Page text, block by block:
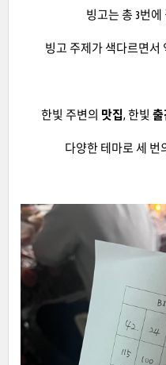
빙고는 총 3번
빙고 주제가 색다르면서
한빛 주변의 맛집, 한빛 출
다양한 테마로 세 번